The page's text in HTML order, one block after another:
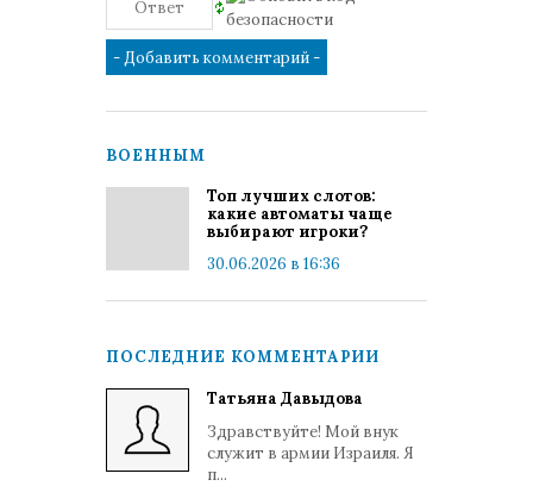
ВОЕННЫМ
Топ лучших слотов:
какие автоматы чаще
выбирают игроки?
30.06.2026 в 16:36
ПОСЛЕДНИЕ КОММЕНТАРИИ
Татьяна Давыдова
Здравствуйте! Мой внук
служит в армии Израиля. Я
п...